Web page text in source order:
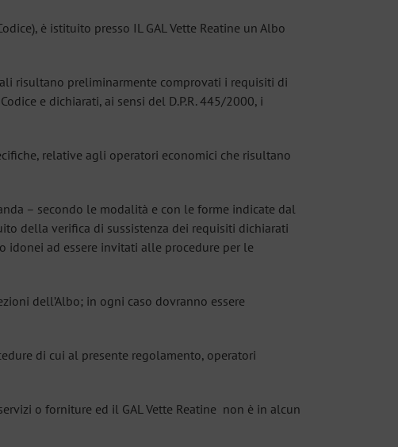
è istituito presso IL GAL Vette Reatine un Albo
risultano preliminarmente comprovati i requisiti di
e dichiarati, ai sensi del D.P.R. 445/2000, i
relative agli operatori economici che risultano
– secondo le modalità e con le forme indicate dal
della verifica di sussistenza dei requisiti dichiarati
idonei ad essere invitati alle procedure per le
dell’Albo; in ogni caso dovranno essere
di cui al presente regolamento, operatori
o forniture ed il GAL Vette Reatine non è in alcun